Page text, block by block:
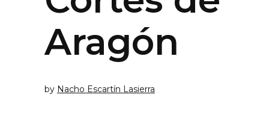
Aragón
by Nacho Escartín Lasierra